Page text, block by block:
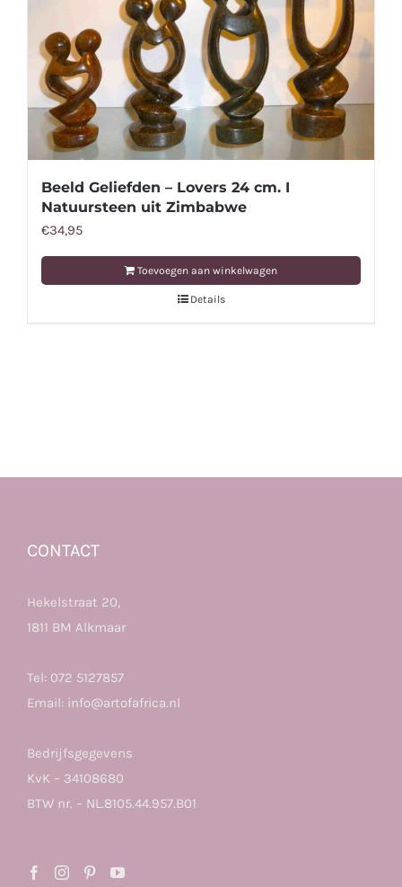
Beeld Geliefden – Lovers 24 cm. I
Natuursteen uit Zimbabwe
€34,95
Toevoegen aan winkelwagen
Details
CONTACT
Hekelstraat 20,
1811 BM Alkmaar
Tel: 072 5127857
Email: info@artofafrica.nl
Bedrijfsgegevens
KvK – 34108680
BTW nr. – NL.8105.44.957.B01